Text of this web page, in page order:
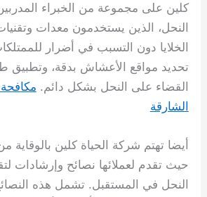
كلين على مجموعة من الخبراء
النحل، الذين يستخدمون معدات
الخلايا دون التسبب في أضرار
تحديد مواقع الأعشاش بدقة، وتطبيق
القضاء على النحل بشكل دائم.
الشارقة
أيضا تهتم شركة الحياة كلين بالوقاية
حيث تقدم لعملائها نصائح وإرشادات
النحل في المستقبل. تشمل هذه